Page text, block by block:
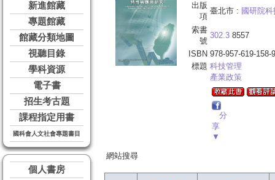
新進館藏
專題館藏
館藏分類地圖
視聽目錄
學科資源
電子書
招生考古題
課程指定用書
國科會人文社會專題書目
個人書房
出版
項
臺北市 : 國研院
索書
號
302.3 8557
ISBN 978-957-619-158-9
標題 科技管理
產業政策
分
享
▼
網站搜尋